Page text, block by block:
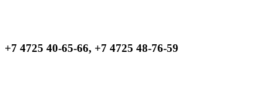
+7 4725 40-65-66, +7 4725 48-76-59